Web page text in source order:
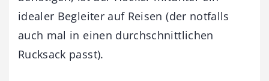
idealer Begleiter auf Reisen (der notfalls
auch mal in einen durchschnittlichen
Rucksack passt).